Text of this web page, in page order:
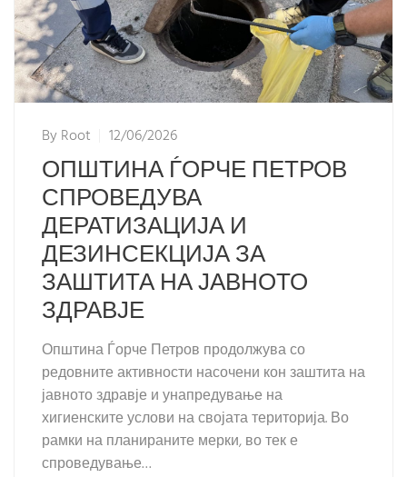
ByRoot 12/06/2026
ОПШТИНА ЃОРЧЕ ПЕТРОВ
СПРОВЕДУВА
ДЕРАТИЗАЦИЈА И
ДЕЗИНСЕКЦИЈА ЗА
ЗАШТИТА НА ЈАВНОТО
ЗДРАВЈЕ
Општина Ѓорче Петров продолжува со
редовните активности насочени кон заштита на
јавното здравје и унапредување на
хигиенските услови на својата територија. Во
рамки на планираните мерки, во тек е
спроведување…